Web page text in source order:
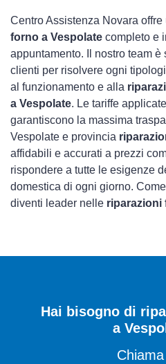
Centro Assistenza Novara offre
forno a Vespolate completo e
appuntamento. Il nostro team
clienti per risolvere ogni
al funzionamento e alla
a Vespolate. Le tariffe
garantiscono la massima
Vespolate e provincia
affidabili e accurati a prezzi
rispondere a tutte le esigenze
domestica di ogni giorno.
diventi leader nelle riparazioni
Hai bisogno di
a